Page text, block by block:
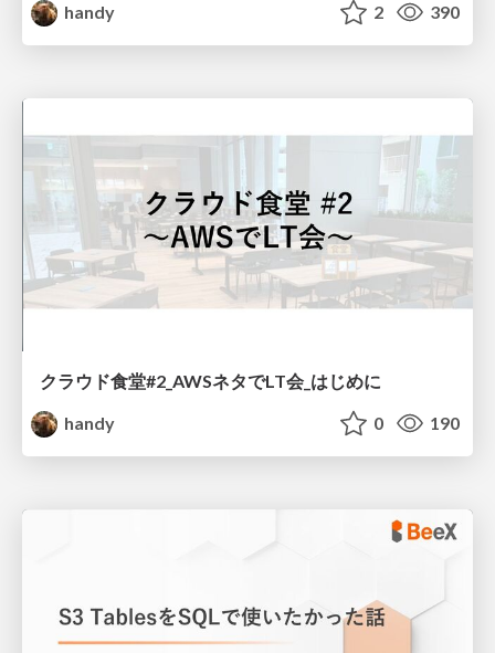
handy
2 390
クラウド食堂#2_AWSネタでLT会_はじめに
handy
0 190